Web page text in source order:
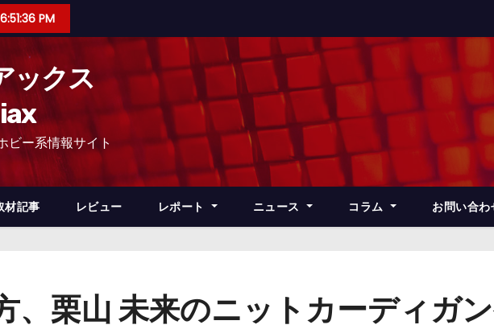
6:51:37 PM
ックス
ビー系情報サイト
材記事 レビュー レポート ニュース コラム お問い合わ
、栗山 未来のニットカーディガ